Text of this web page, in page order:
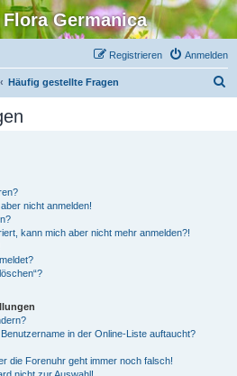
Germanica
Anmelden
Registrieren
Häufig gestellte Fragen
nicht anmelden!
kann mich aber nicht mehr anmelden?!
in der Online-Liste auftaucht?
die Forenuhr geht immer noch falsch!